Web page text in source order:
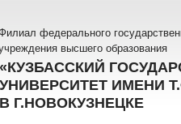
федерального
высшего образования
«КУЗБАССКИЙ
УНИВЕРСИТЕТ ИМЕНИ
В Г.НОВОКУЗНЕЦКЕ